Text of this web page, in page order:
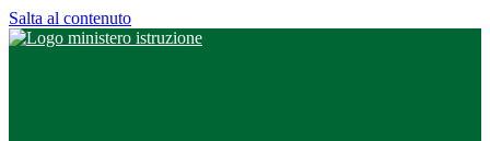
Salta al contenuto